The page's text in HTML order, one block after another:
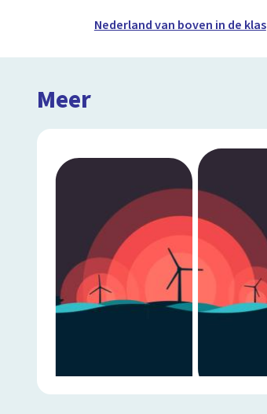
Nederland van boven in de klas
Meer